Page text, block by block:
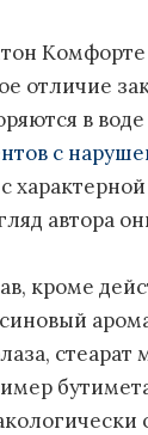
Комфорте
отличие
в
с
автора
кроме